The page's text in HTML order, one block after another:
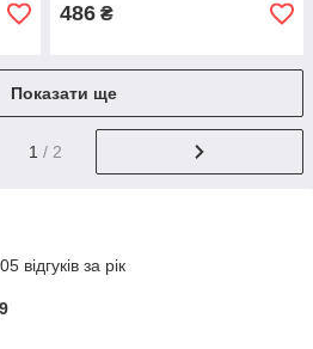
486 ₴
Показати ще
1 / 2
відгуків за рік